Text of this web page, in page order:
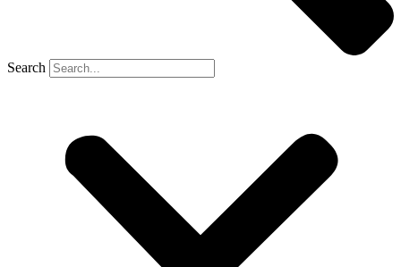
Search